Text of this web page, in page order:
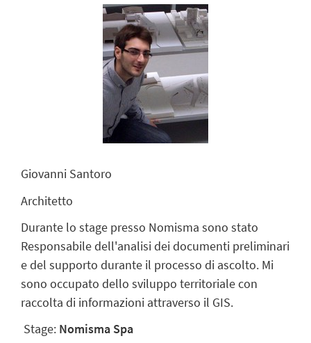
Giovanni Santoro
Architetto
Durante lo stage presso Nomisma sono stato
Responsabile dell'analisi dei documenti preliminari
e del supporto durante il processo di ascolto. Mi
sono occupato dello sviluppo territoriale con
raccolta di informazioni attraverso il GIS.
Stage: Nomisma Spa